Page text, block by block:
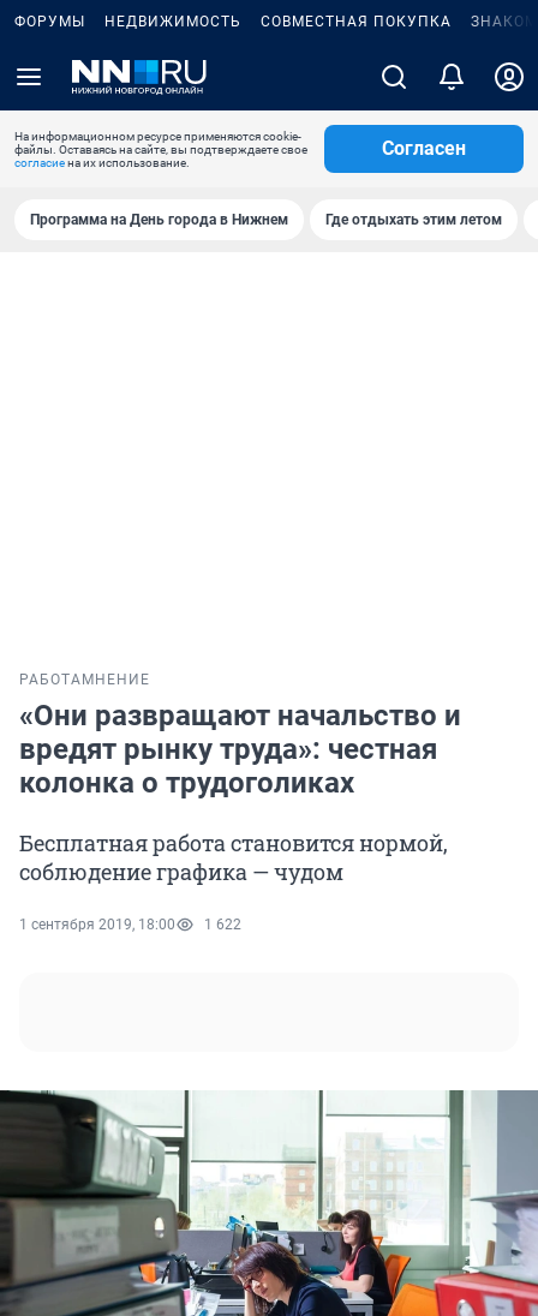
ФОРУМЫ НЕДВИЖИМОСТЬ СОВМЕСТНАЯ ПОКУПКА
На информационном ресурсе применяются cookie-
файлы. Оставаясь на сайте, вы подтверждаете свое
согласиена их использование.
Согласен
Программа на День города в Нижнем Где отдыхать этим летом
РАБОТА МНЕНИЕ
«Они развращают начальство и
вредят рынку труда»: честная
колонка о трудоголиках
Бесплатная работа становится нормой,
соблюдение графика — чудом
1 сентября 2019, 18:00 1 622